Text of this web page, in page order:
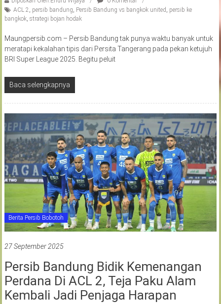
ACL 2
persib bandung Persib Bandung vs bangkok united
persib ke
bangkok, strategi bojan hodak
Maungpersib.com – Persib Bandung tak punya waktu banyak untuk
meratapi kekalahan tipis dari Persita Tangerang pada pekan ketujuh
BRI Super League 2025. Begitu peluit
Baca selengkapnya
Berita Persib Bobotoh
27 September 2025
Persib Bandung Bidik Kemenangan
Perdana Di ACL 2, Teja Paku Alam
Kembali Jadi Penjaga Harapan